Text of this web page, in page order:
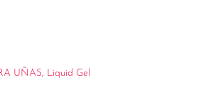
UÑAS, Liquid Gel